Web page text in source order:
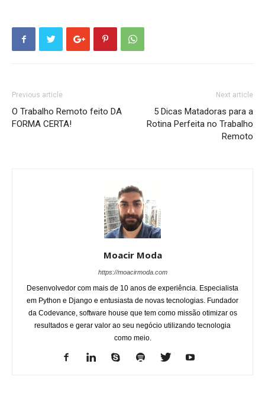
Previous article
O Trabalho Remoto feito DA
FORMA CERTA!
Next article
5 Dicas Matadoras para a
Rotina Perfeita no Trabalho
Remoto
Moacir Moda
https://moacirmoda.com
Desenvolvedor com mais de 10 anos de experiência. Especialista
em Python e Django e entusiasta de novas tecnologias. Fundador
da Codevance, software house que tem como missão otimizar os
resultados e gerar valor ao seu negócio utilizando tecnologia
como meio.